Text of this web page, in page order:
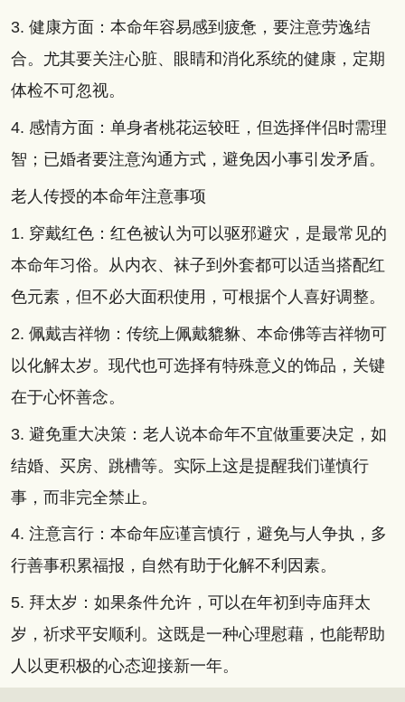
3. 健康方面：本命年容易感到疲惫，要注意劳逸结
合。尤其要关注心脏、眼睛和消化系统的健康，定期
体检不可忽视。
4. 感情方面：单身者桃花运较旺，但选择伴侣时需理
智；已婚者要注意沟通方式，避免因小事引发矛盾。
老人传授的本命年注意事项
1. 穿戴红色：红色被认为可以驱邪避灾，是最常见的
本命年习俗。从内衣、袜子到外套都可以适当搭配红
色元素，但不必大面积使用，可根据个人喜好调整。
2. 佩戴吉祥物：传统上佩戴貔貅、本命佛等吉祥物可
以化解太岁。现代也可选择有特殊意义的饰品，关键
在于心怀善念。
3. 避免重大决策：老人说本命年不宜做重要决定，如
结婚、买房、跳槽等。实际上这是提醒我们谨慎行
事，而非完全禁止。
4. 注意言行：本命年应谨言慎行，避免与人争执，多
行善事积累福报，自然有助于化解不利因素。
5. 拜太岁：如果条件允许，可以在年初到寺庙拜太
岁，祈求平安顺利。这既是一种心理慰藉，也能帮助
人以更积极的心态迎接新一年。